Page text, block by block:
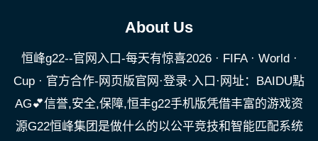
About Us
恒峰g22--官网入口-每天有惊喜2026 · FIFA · World ·
Cup · 官方合作-网页版官网·登录·入口·网址：BAIDU點
AG💕信誉,安全,保障,恒丰g22手机版凭借丰富的游戏资
源G22恒峰集团是做什么的以公平竞技和智能匹配系统